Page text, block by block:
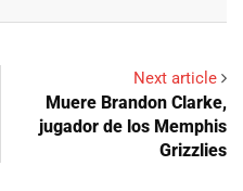
Next article
Muere Brandon Clarke,
jugador de los Memphis
Grizzlies